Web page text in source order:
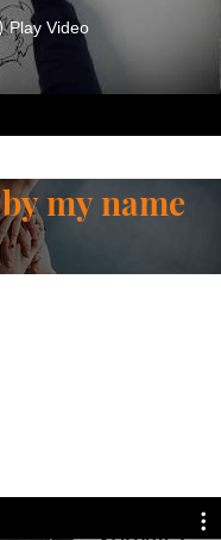
Play Video
my name